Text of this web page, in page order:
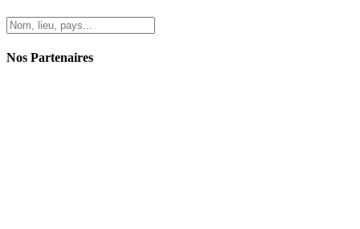
Nos Partenaires